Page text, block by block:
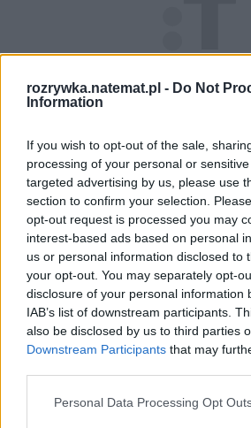
rozrywka.natemat.pl - Do Not
Information
If you wish to opt-out of the sale,
processing of your personal or
targeted advertising by us, please use
section to confirm your selection.
opt-out request is processed you may
interest-based ads based on personal
us or personal information disclosed to
your opt-out. You may separately opt-
disclosure of your personal information
IAB’s list of downstream participants.
also be disclosed by us to third parties
Downstream Participants that may
Personal Data Processing Opt